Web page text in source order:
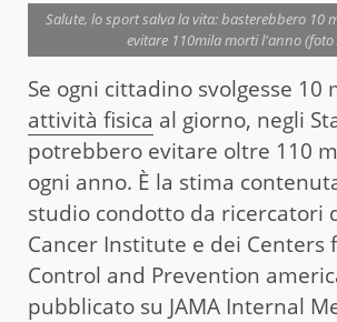
Salute, lo sport salva la vita: basterebbero 10
evitare 110mila morti l'anno (foto
Se ogni cittadino svolgesse 10
attività fisica al giorno, negli
potrebbero evitare oltre 110
ogni anno. È la stima
studio condotto da ricercatori
Cancer Institute e dei Centers
Control and Prevention
pubblicato su JAMA Internal